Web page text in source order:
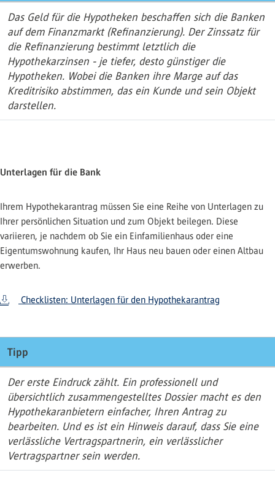
Das Geld für die Hypotheken beschaffen sich die Banken
auf dem Finanzmarkt (Refinanzierung). Der Zinssatz für
die Refinanzierung bestimmt letztlich die
Hypothekarzinsen - je tiefer, desto günstiger die
Hypotheken. Wobei die Banken ihre Marge auf das
Kreditrisiko abstimmen, das ein Kunde und sein Objekt
darstellen.
Unterlagen für die Bank
Ihrem Hypothekarantrag müssen Sie eine Reihe von Unterlagen zu
Ihrer persönlichen Situation und zum Objekt beilegen. Diese
variieren, je nachdem ob Sie ein Einfamilienhaus oder eine
Eigentumswohnung kaufen, Ihr Haus neu bauen oder einen Altbau
erwerben.
Checklisten: Unterlagen für den Hypothekarantrag
Tipp
Der erste Eindruck zählt. Ein professionell und
übersichtlich zusammengestelltes Dossier macht es den
Hypothekaranbietern einfacher, Ihren Antrag zu
bearbeiten. Und es ist ein Hinweis darauf, dass Sie eine
verlässliche Vertragspartnerin, ein verlässlicher
Vertragspartner sein werden.